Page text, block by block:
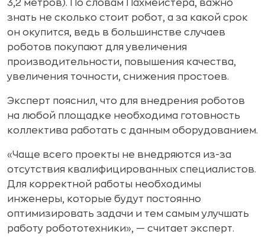
3,2 метров). По словам Пахмейстера, важно
знать не сколько стоит робот, а за какой срок
он окупится, ведь в большинстве случаев
роботов покупают для увеличения
производительности, повышения качества,
увеличения точности, снижения простоев.
Эксперт пояснил, что для внедрения роботов
на любой площадке необходима готовность
коллектива работать с данным оборудованием.
«Чаще всего проекты не внедряются из-за
отсутствия квалифицированных специалистов.
Для корректной работы необходимы
инженеры, которые будут постоянно
оптимизировать задачи и тем самым улучшать
работу робототехники», — считает эксперт.